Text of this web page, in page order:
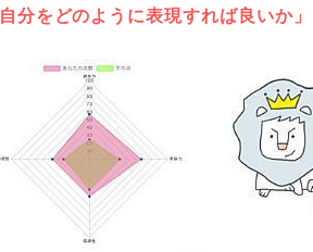
自分をどのように表現すれば良いか 」